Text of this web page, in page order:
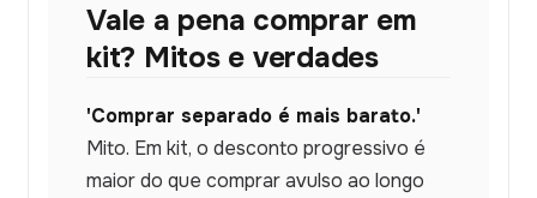
Vale a pena comprar em
kit? Mitos e verdades
'Comprar separado é mais barato.'
Mito. Em kit, o desconto progressivo é
maior do que comprar avulso ao longo